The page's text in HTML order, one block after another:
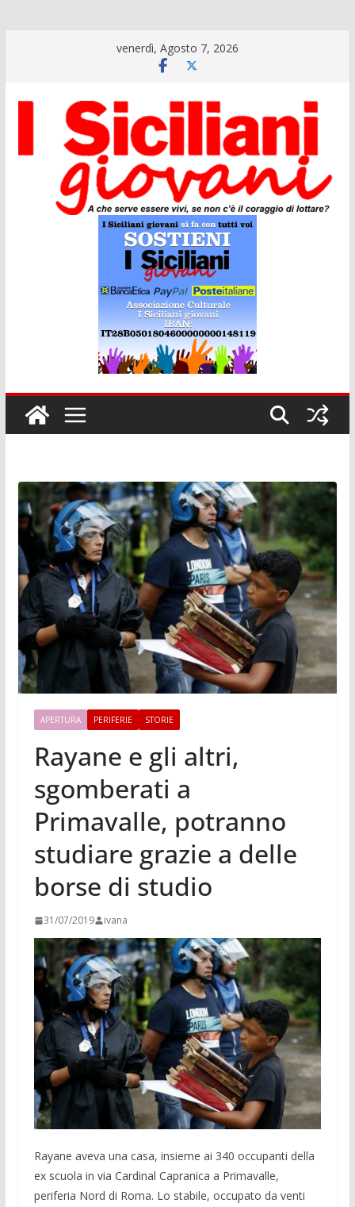
venerdì, Agosto 7, 2026
APERTURA PERIFERIE STORIE
Rayane e gli altri,
sgomberati a
Primavalle, potranno
studiare grazie a delle
borse di studio
31/07/2019 ivana
Rayane aveva una casa, insieme ai 340 occupanti della
ex scuola in via Cardinal Capranica a Primavalle,
periferia Nord di Roma. Lo stabile, occupato da venti